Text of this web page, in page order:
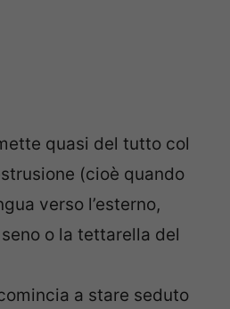
quasi del tutto col
(cioè quando
verso l’esterno,
o la tettarella del
a stare seduto